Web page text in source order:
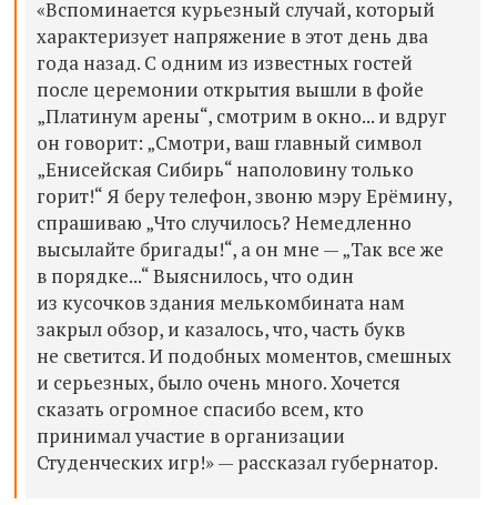
«Вспоминается курьезный случай, который
характеризует напряжение в этот день два
года назад. С одним из известных гостей
после церемонии открытия вышли в фойе
„Платинум арены“, смотрим в окно... и вдруг
он говорит: „Смотри, ваш главный символ
„Енисейская Сибирь“ наполовину только
горит!“ Я беру телефон, звоню мэру Ерёмину,
спрашиваю „Что случилось? Немедленно
высылайте бригады!“, а он мне — „Так все же
в порядке...“ Выяснилось, что один
из кусочков здания мелькомбината нам
закрыл обзор, и казалось, что, часть букв
не светится. И подобных моментов, смешных
и серьезных, было очень много. Хочется
сказать огромное спасибо всем, кто
принимал участие в организации
Студенческих игр!» — рассказал губернатор.